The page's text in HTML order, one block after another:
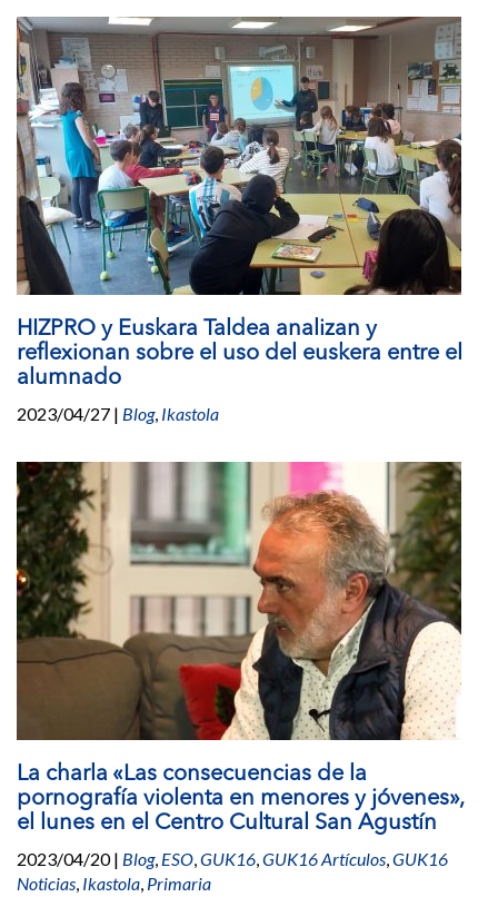
HIZPRO y Euskara Taldea analizan y
reflexionan sobre el uso del euskera entre el
alumnado
2023/04/27 | Blog, Ikastola
La charla «Las consecuencias de la
pornografía violenta en menores y jóvenes»,
el lunes en el Centro Cultural San Agustín
2023/04/20| Blog, ESO,GUK16,GUK16 Artículos,GUK16
Noticias, Ikastola, Primaria